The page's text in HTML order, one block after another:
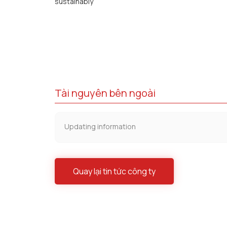
Tài nguyên bên ngoài
Updating information
Quay lại tin tức công ty